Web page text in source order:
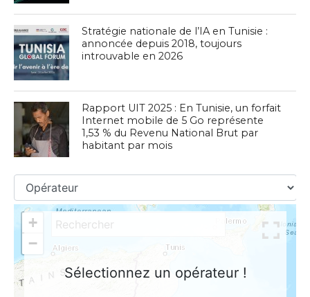
Stratégie nationale de l’IA en Tunisie :
annoncée depuis 2018, toujours
introuvable en 2026
Rapport UIT 2025 : En Tunisie, un forfait
Internet mobile de 5 Go représente
1,53 % du Revenu National Brut par
habitant par mois